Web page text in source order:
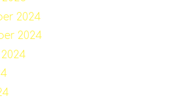
2024
2024